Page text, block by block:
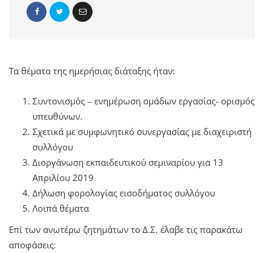
Τα θέματα της ημερήσιας διάταξης ήταν:
Συντονισμός – ενημέρωση ομάδων εργασίας- ορισμός
υπευθύνων.
Σχετικά με συμφωνητικό συνεργασίας με διαχειριστή
συλλόγου
Διοργάνωση εκπαιδευτικού σεμιναρίου για 13
Απριλίου 2019
Δήλωση φορολογίας εισοδήματος συλλόγου
Λοιπά θέματα
Επί των ανωτέρω ζητημάτων το Δ.Σ. έλαβε τις παρακάτω
αποφάσεις: